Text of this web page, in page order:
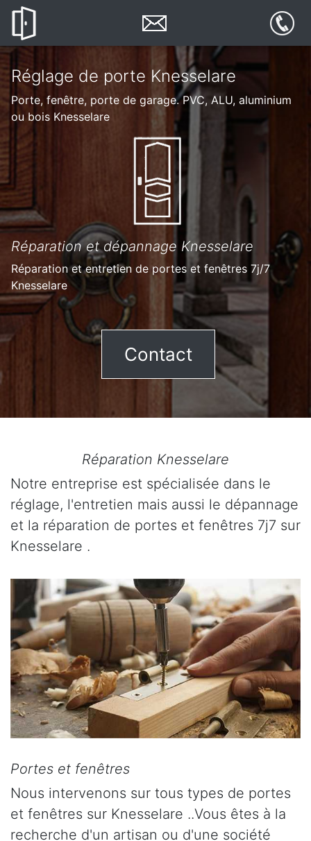
Réglage de porte Knesselare
Porte, fenêtre, porte de garage. PVC, ALU, aluminium
ou bois Knesselare
Réparation et dépannage Knesselare
Réparation et entretien de portes et fenêtres 7j/7
Knesselare
Contact
Réparation Knesselare
Notre entreprise est spécialisée dans le
réglage, l'entretien mais aussi le dépannage
et la réparation de portes et fenêtres 7j7 sur
Knesselare .
Portes et fenêtres
Nous intervenons sur tous types de portes
et fenêtres sur Knesselare ..Vous êtes à la
recherche d'un artisan ou d'une société